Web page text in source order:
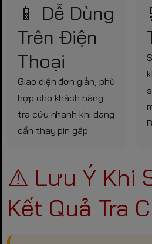
📱 Dễ Dùng
Trên Điện
Thoại
Giao diện đơn giản, phù
hợp cho khách hàng
tra cứu nhanh khi đang
cần thay pin gấp.
⚠️ Lưu Ý Khi
Kết Quả Tra